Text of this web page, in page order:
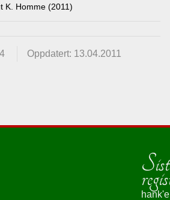
K. Homme (2011)
Oppdatert: 13.04.2011
hank'e